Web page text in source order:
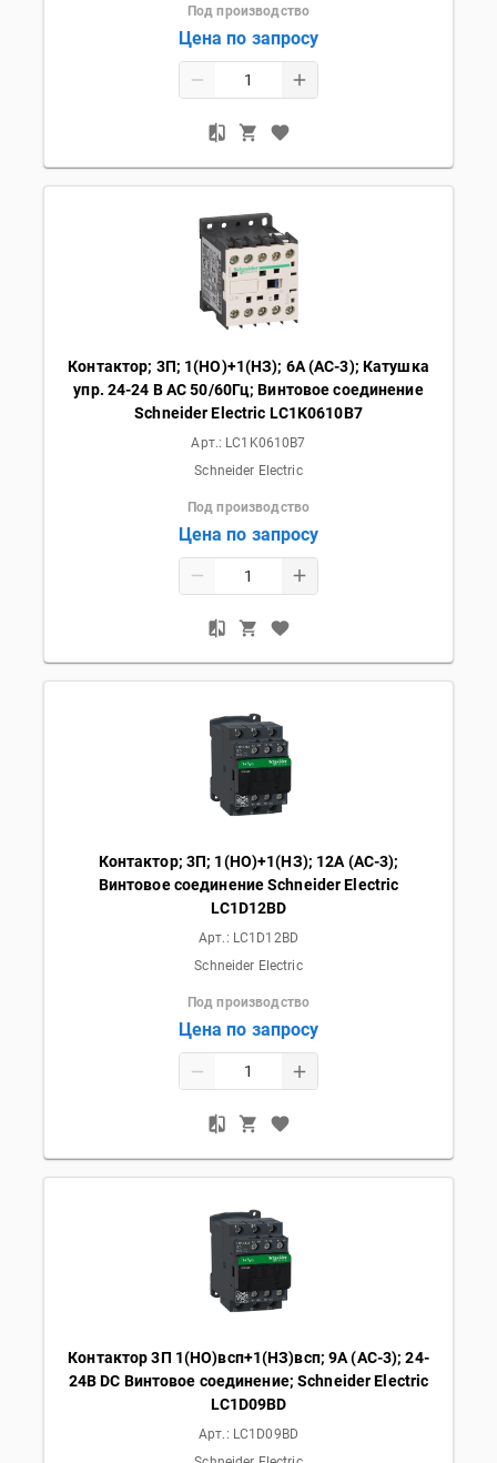
Под производство
Цена по запросу
Контактор; 3П; 1(НО)+1(НЗ); 6А (AC-3); Катушка
упр. 24-24 В AC 50/60Гц; Винтовое соединение
Schneider Electric LC1K0610B7
Арт.: LC1K0610B7
Schneider Electric
Под производство
Цена по запросу
Контактор; 3П; 1(НО)+1(НЗ); 12А (AC-3);
Винтовое соединение Schneider Electric
LC1D12BD
Арт.: LC1D12BD
Schneider Electric
Под производство
Цена по запросу
Контактор 3П 1(НО)всп+1(НЗ)всп; 9А (AC-3); 24-
24В DC Винтовое соединение; Schneider Electric
LC1D09BD
Арт.: LC1D09BD